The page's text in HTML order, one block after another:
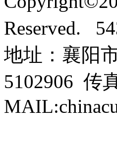
Reserved.
地址：襄阳
5102906 传